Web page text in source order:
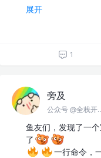
展开
1
旁及
公众号
鱼友们，发现了一
了
一行命令，